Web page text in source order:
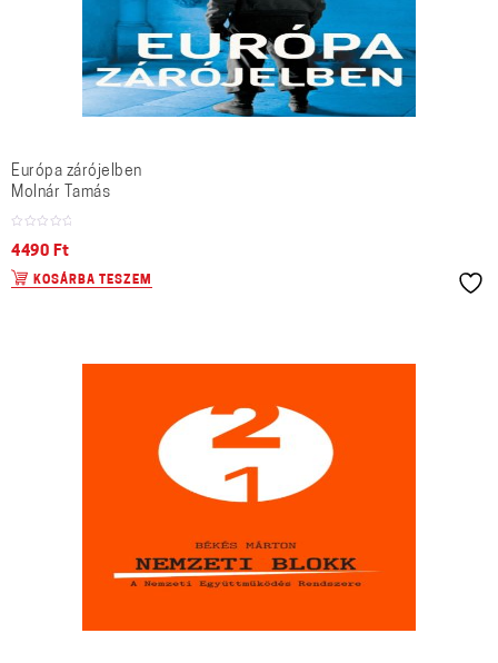
Európa zárójelben
Molnár Tamás
4490 Ft
KOSÁRBA TESZEM